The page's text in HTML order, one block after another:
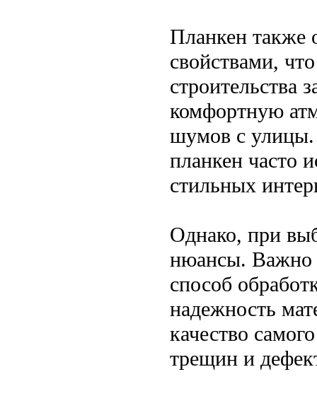
Планкен также
свойствами,
строительства
комфортную
шумов с улицы.
планкен часто
стильных
Однако, при
нюансы. Важно
способ
надежность
качество
трещин и